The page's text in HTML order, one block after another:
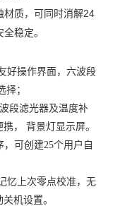
材质，可同时消解24
全稳定。
好操作界面，六波段
择；
段滤光器及温度补
， 背景灯显示屏。
可创建25个用户自
忆上次零点校准，无
机设置。